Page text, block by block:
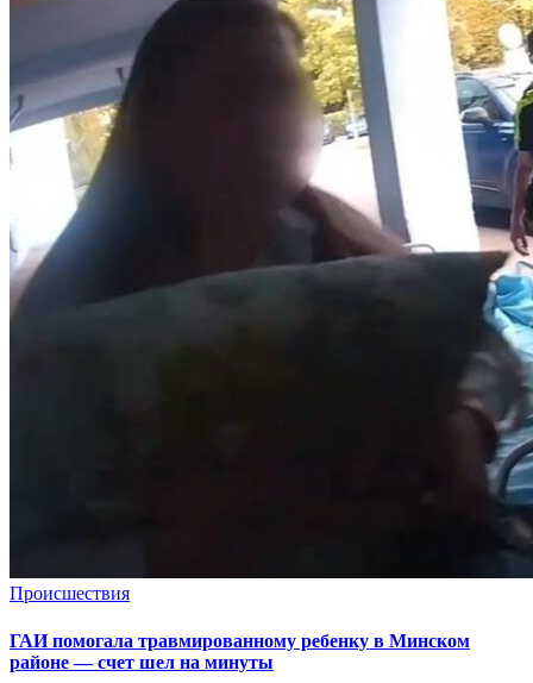
Происшествия
ГАИ помогала травмированному ребенку в Минском
районе — счет шел на минуты